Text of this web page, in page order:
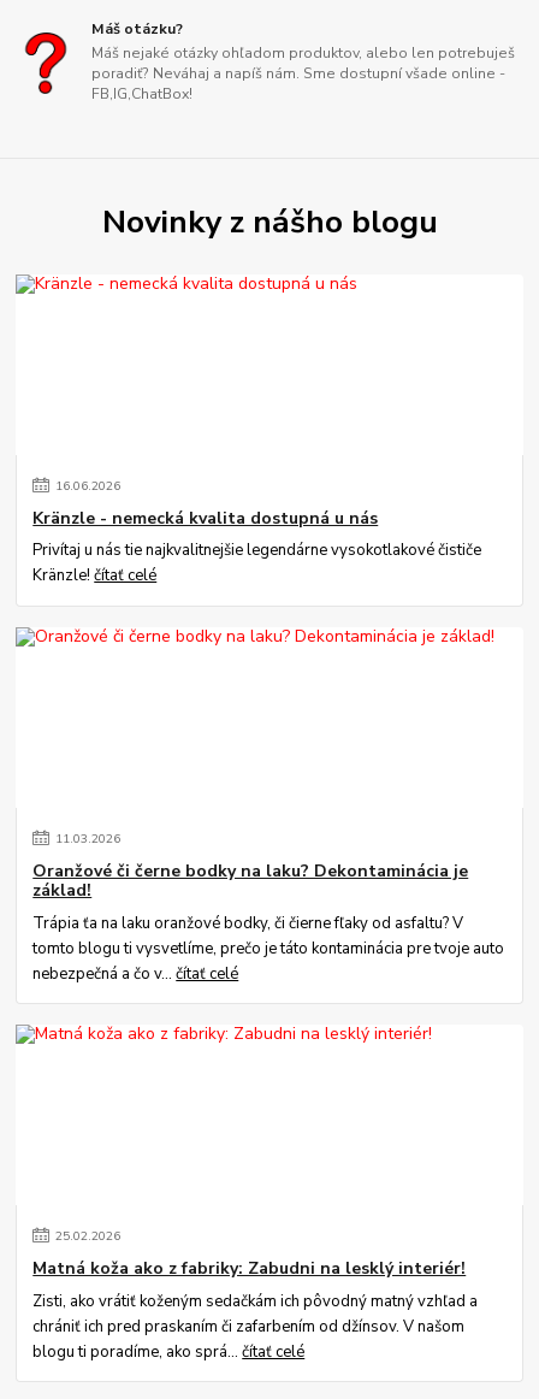
Máš otázku?
Máš nejaké otázky ohľadom produktov, alebo len potrebuješ
poradiť? Neváhaj a napíš nám. Sme dostupní všade online -
FB,IG,ChatBox!
Novinky z nášho blogu
16.06.2026
Kränzle - nemecká kvalita dostupná u nás
Privítaj u nás tie najkvalitnejšie legendárne vysokotlakové čističe
Kränzle!čítať celé
11.03.2026
Oranžové či černe bodky na laku? Dekontaminácia je
základ!
Trápia ťa na laku oranžové bodky, či čierne fľaky od asfaltu? V
tomto blogu ti vysvetlíme, prečo je táto kontaminácia pre tvoje auto
nebezpečná a čo v...čítať celé
25.02.2026
Matná koža ako z fabriky: Zabudni na lesklý interiér!
Zisti, ako vrátiť koženým sedačkám ich pôvodný matný vzhľad a
chrániť ich pred praskaním či zafarbením od džínsov. V našom
blogu ti poradíme, ako sprá...čítať celé